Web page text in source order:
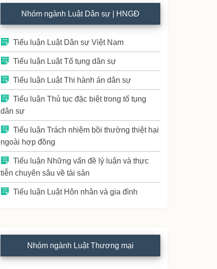
Nhóm ngành Luật Dân sự | HNGĐ
Tiểu luận Luật Dân sự Việt Nam
Tiểu luận Luật Tố tụng dân sự
Tiểu luận Luật Thi hành án dân sự
Tiểu luận Thủ tục đặc biệt trong tố tụng
dân sự
Tiểu luận Trách nhiệm bồi thường thiệt hại
ngoài hợp đồng
Tiểu luận Những vấn đề lý luận và thực
tiễn chuyên sâu về tài sản
Tiểu luận Luật Hôn nhân và gia đình
Nhóm ngành Luật Thương mại